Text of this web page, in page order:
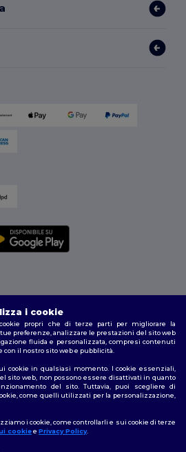
riservati
di personalizzazione|Informativa sulla
Site Map
i cookie
propri che di terze parti per migliorare la
preferenze, analizzare le prestazioni del sito web
fluida e personalizzata, compresi contenuti
il nostro sito web e pubblicità.
cookie in qualsiasi momento. I cookie essenziali,
sito web, non possono essere disattivati in quanto
del sito. Tuttavia, puoi scegliere di
come quelli utilizzati per la personalizzazione,
i cookie, come controllarli e sui cookie di terze
cookiee Privacy Policy.